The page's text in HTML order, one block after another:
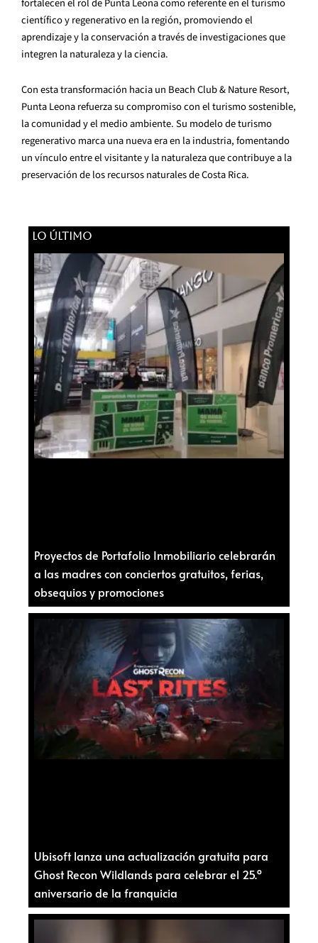
fortalecen el rol de Punta Leona como referente en el turismo
científico y regenerativo en la región, promoviendo el
aprendizaje y la conservación a través de investigaciones que
integren la naturaleza y la ciencia.
Con esta transformación hacia un Beach Club & Nature Resort,
Punta Leona refuerza su compromiso con el turismo sostenible,
la comunidad y el medio ambiente. Su modelo de turismo
regenerativo marca una nueva era en la industria, fomentando
un vínculo entre el visitante y la naturaleza que contribuye a la
preservación de los recursos naturales de Costa Rica.
LO ÚLTIMO
Proyectos de Portafolio Inmobiliario celebrarán
a las madres con conciertos gratuitos, ferias,
obsequios y promociones
Ubisoft lanza una actualización gratuita para
Ghost Recon Wildlands para celebrar el 25.º
aniversario de la franquicia